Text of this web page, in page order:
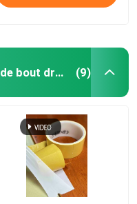
Ruban adhésif de libération de bout droit (9)